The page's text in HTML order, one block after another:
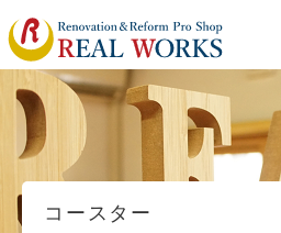
コースター